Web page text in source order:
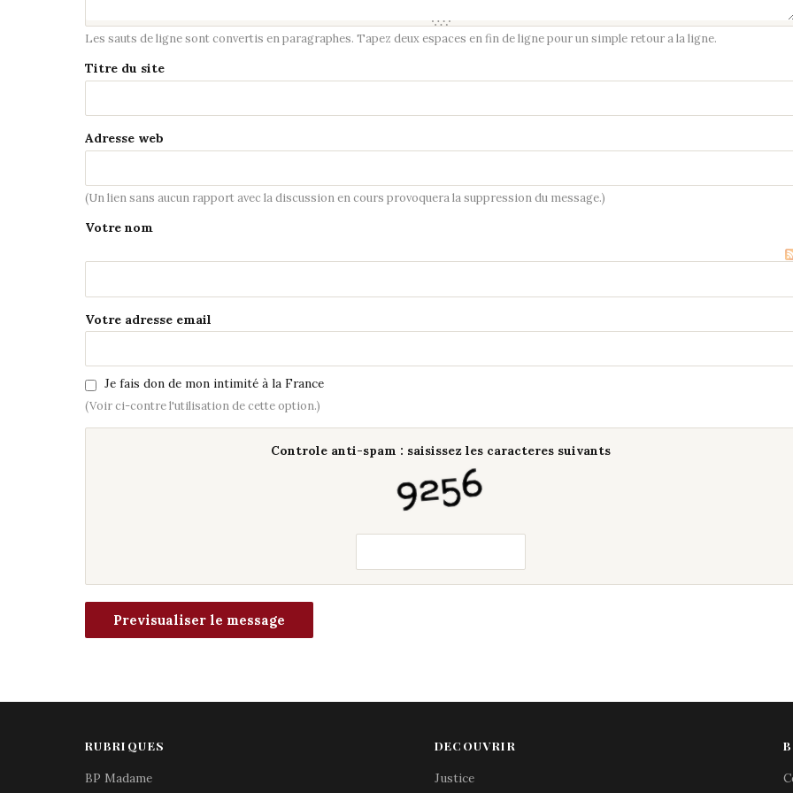
Les sauts de ligne sont convertis en paragraphes. Tapez deux espaces en fin de ligne pour un simple retour a la ligne.
Titre du site
Adresse web
(Un lien sans aucun rapport avec la discussion en cours provoquera la suppression du message.)
Votre nom
Votre adresse email
Je fais don de mon intimité à la France
(Voir ci-contre l'utilisation de cette option.)
Controle anti-spam : saisissez les caracteres suivants
RUBRIQUES
BP Madame
DECOUVRIR
Justice